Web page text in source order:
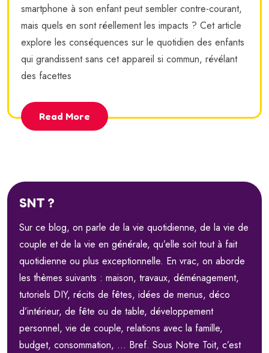
smartphone à son enfant peut sembler contre-courant,
mais quels en sont réellement les impacts ? Cet article
explore les conséquences sur le quotidien des enfants
qui grandissent sans cet appareil si commun, révélant
des facettes
Read More
SNT ?
Sur ce blog, on parle de la vie quotidienne, de la vie de
couple et de la vie en générale, qu’elle soit tout à fait
quotidienne ou plus exceptionnelle. En vrac, on aborde
les thèmes suivants : maison, travaux, déménagement,
tutoriels DIY, récits de fêtes, idées de menus, déco
d’intérieur, de fête ou de table, développement
personnel, vie de couple, relations avec la famille,
budget, consommation, … Bref. Sous Notre Toit, c’est